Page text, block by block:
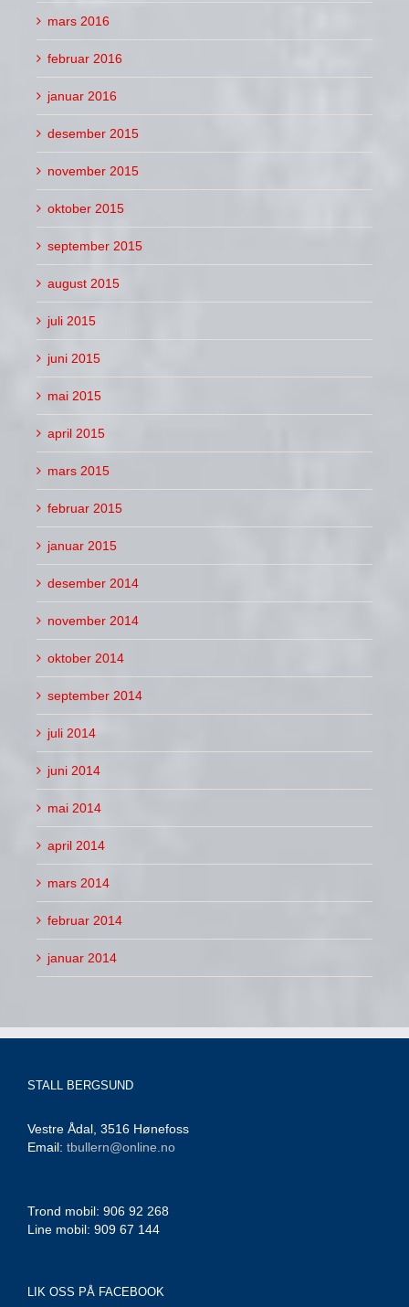
mars 2016
februar 2016
januar 2016
desember 2015
november 2015
oktober 2015
september 2015
august 2015
juli 2015
juni 2015
mai 2015
april 2015
mars 2015
februar 2015
januar 2015
desember 2014
november 2014
oktober 2014
september 2014
juli 2014
juni 2014
mai 2014
april 2014
mars 2014
februar 2014
januar 2014
STALL BERGSUND
Vestre Ådal, 3516 Hønefoss
Email: tbullern@online.no
Trond mobil: 906 92 268
Line mobil: 909 67 144
LIK OSS PÅ FACEBOOK